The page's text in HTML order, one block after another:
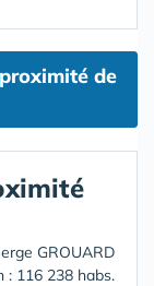
de
GROUARD
: 116 238 habs.